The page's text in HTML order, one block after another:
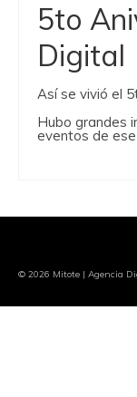
5to
Digital
Así se vivió el
Hubo grandes
eventos de ese
© 2026 Mitote | Agencia